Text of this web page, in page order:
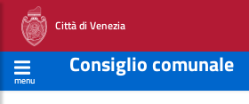
Città di Venezia
menu
Consiglio comunale